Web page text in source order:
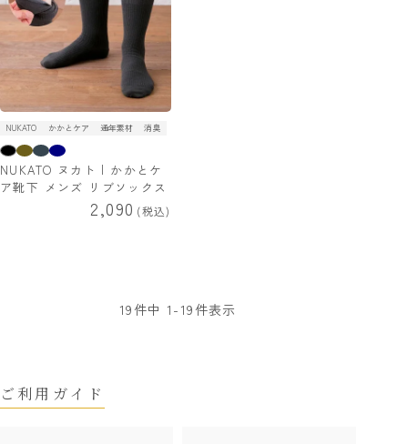
NUKATO かかとケア 通年素材 消臭
NUKATO ヌカト | かかとケ
ア靴下 メンズ リブソックス
2,090 税込
19 件中 1 - 19 件表示
ご利用ガイド